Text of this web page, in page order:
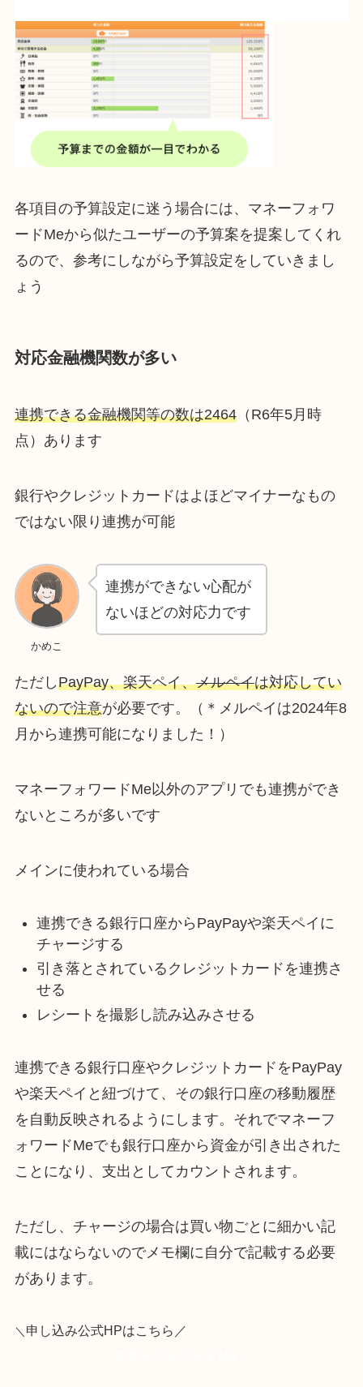
各項目の予算設定に迷う場合には、マネーフォワ
ードMeから似たユーザーの予算案を提案してくれ
るので、参考にしながら予算設定をしていきまし
ょう
対応金融機関数が多い
連携できる金融機関等の数は2464（R6年5月時
点）あります
銀行やクレジットカードはよほどマイナーなもの
ではない限り連携が可能
かめこ
連携ができない心配が
ないほどの対応力です
ただしPayPay、楽天ペイ、メルペイは対応してい
ないので注意が必要です。（＊メルペイは2024年8
月から連携可能になりました！）
マネーフォワードMe以外のアプリでも連携ができ
ないところが多いです
メインに使われている場合
連携できる銀行口座からPayPayや楽天ペイに
チャージする
引き落とされているクレジットカードを連携さ
せる
レシートを撮影し読み込みさせる
連携できる銀行口座やクレジットカードをPayPay
や楽天ペイと紐づけて、その銀行口座の移動履歴
を自動反映されるようにします。それでマネーフ
ォワードMeでも銀行口座から資金が引き出された
ことになり、支出としてカウントされます。
ただし、チャージの場合は買い物ごとに細かい記
載にはならないのでメモ欄に自分で記載する必要
があります。
＼ 申し込み公式HPはこちら／